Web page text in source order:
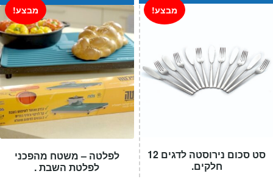
לפלטה – משטח מהפכני
לפלטת השבת .
מבצע!
סט סכום נירוסטה לדגים 12
חלקים.
מבצע!